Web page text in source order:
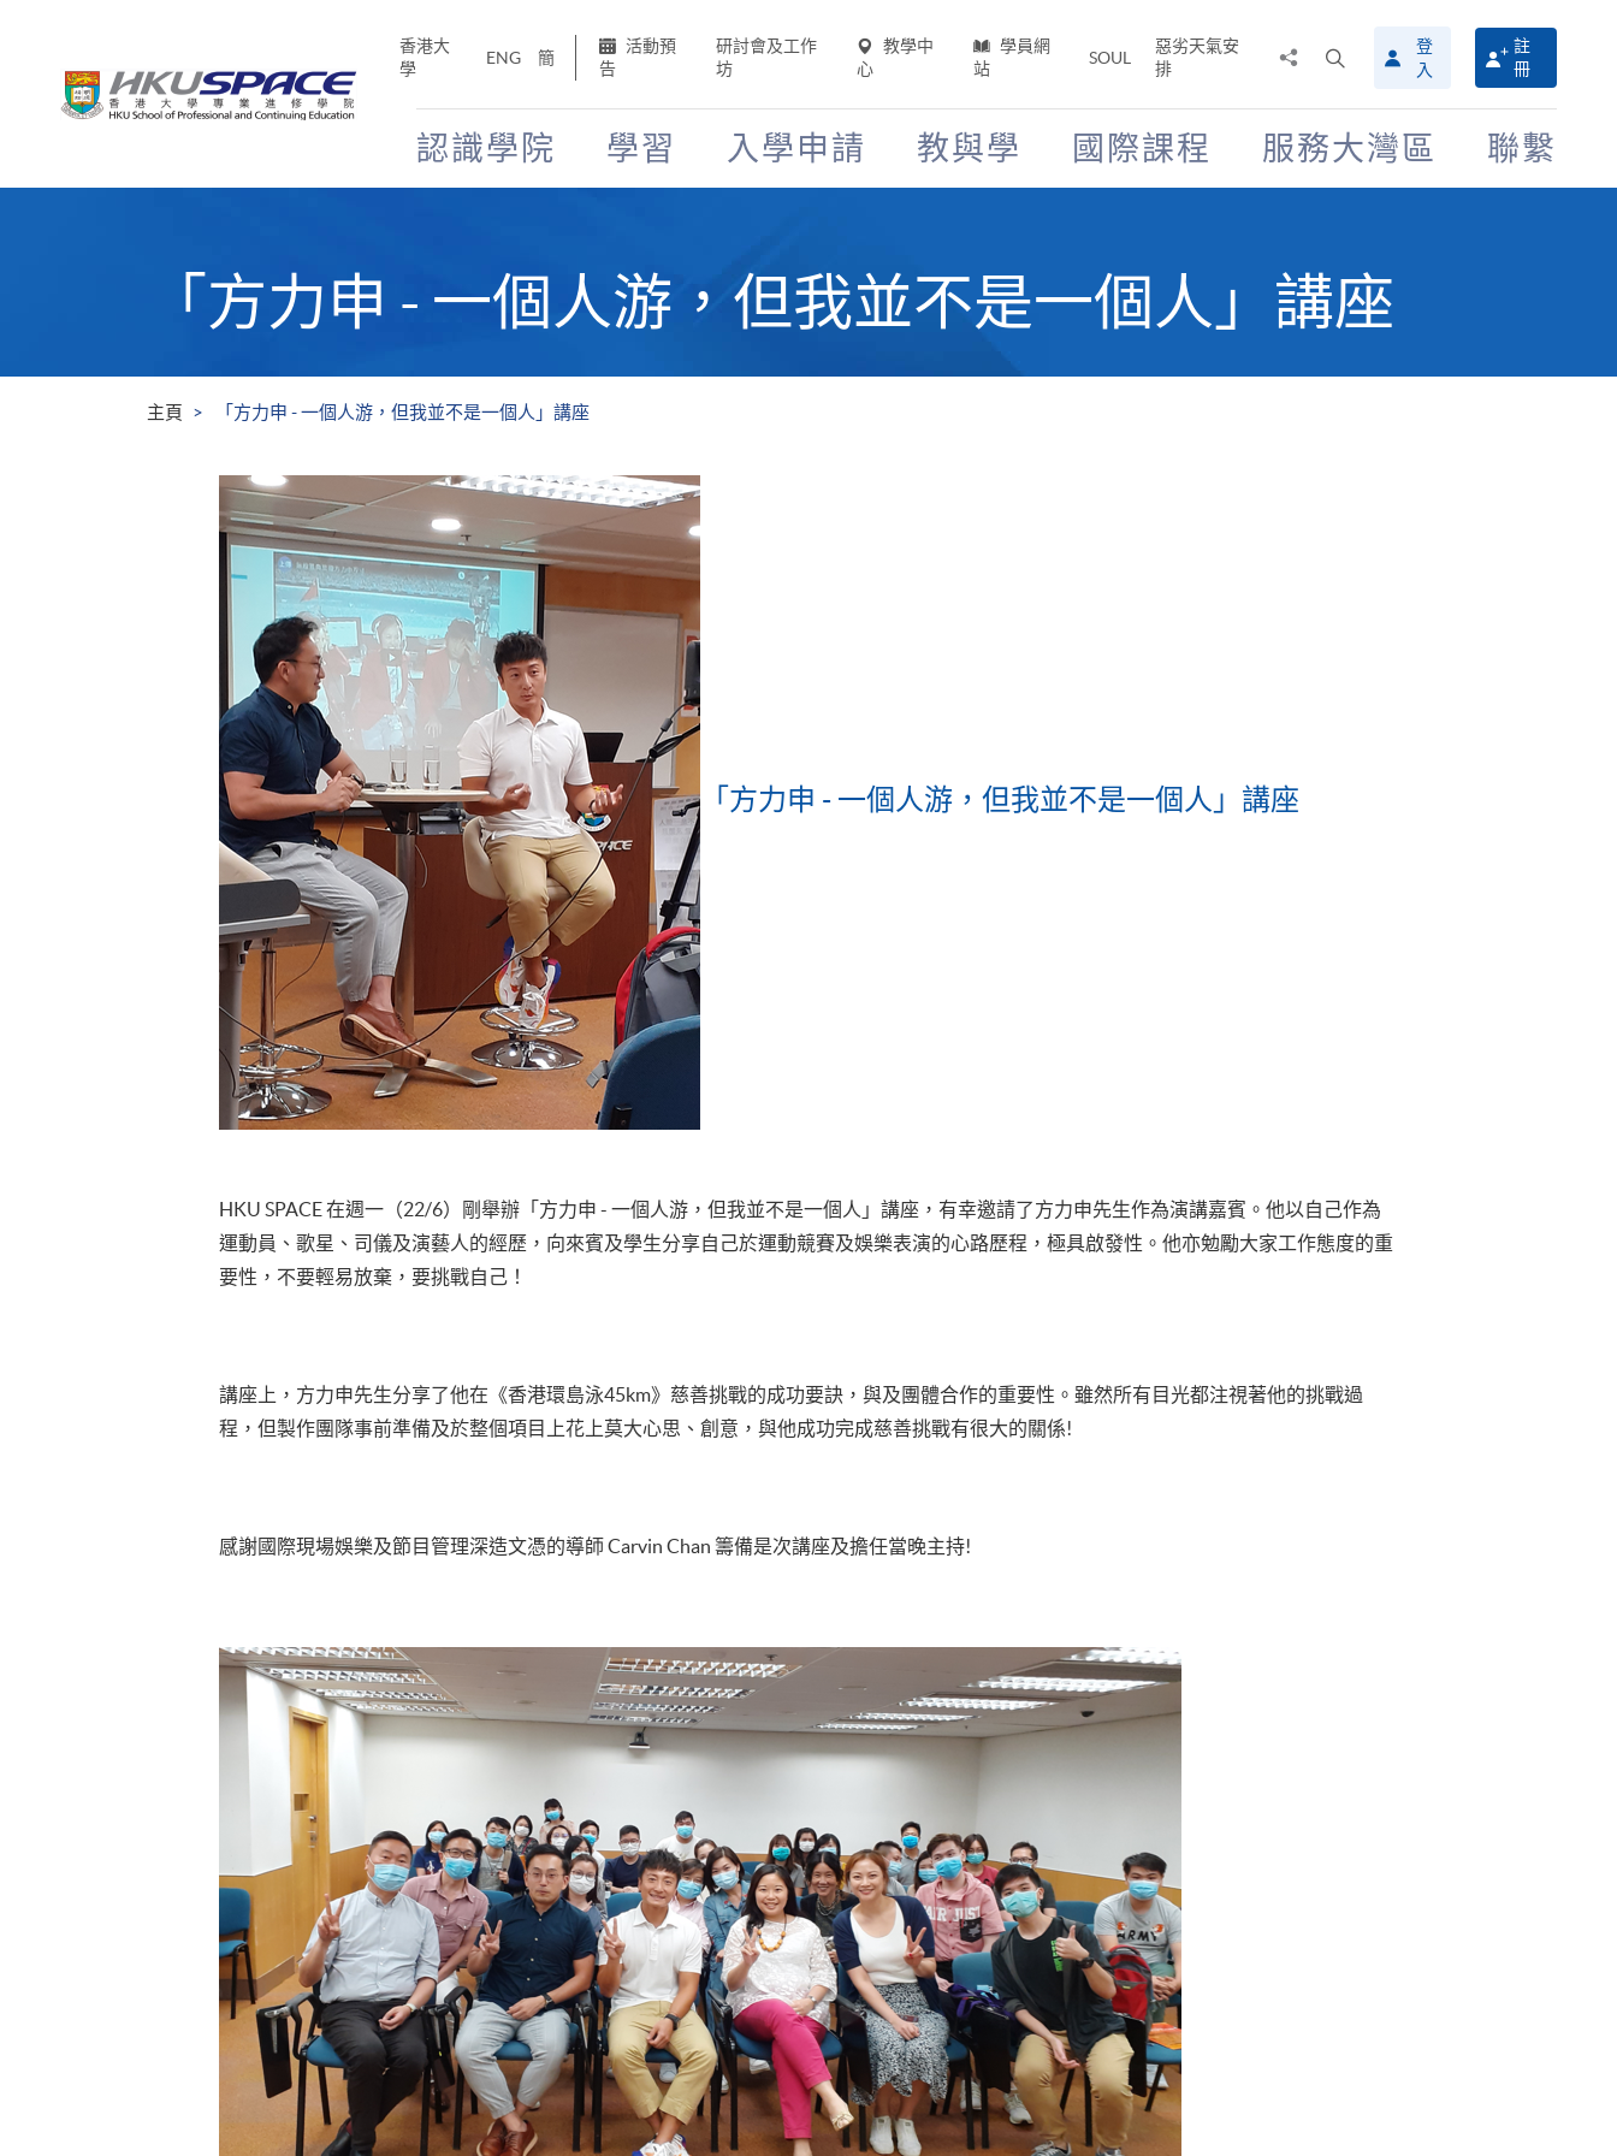
香港大
學
ENG 簡
活動預
告
研討會及工作
坊
教學中
心
學員網
站
SOUL
惡劣天氣安
排
搜
尋
介
面
登
入
註
冊
認識學院 學習 入學申請 教與學 國際課程 服務大灣區 聯繫
「方力申 - 一個人游，但我並不是一個人」講座
主頁 「方力申 - 一個人游，但我並不是一個人」講座
「方力申 - 一個人游，但我並不是一個人」講座
HKU SPACE 在週一（22/6）剛舉辦「方力申 - 一個人游，但我並不是一個人」講座，有幸邀請了方力申先生作為演講嘉賓。他以自己作為
運動員、歌星、司儀及演藝人的經歷，向來賓及學生分享自己於運動競賽及娛樂表演的心路歷程，極具啟發性。他亦勉勵大家工作態度的重
要性，不要輕易放棄，要挑戰自己！
講座上，方力申先生分享了他在《香港環島泳45km》慈善挑戰的成功要訣，與及團體合作的重要性。雖然所有目光都注視著他的挑戰過
程，但製作團隊事前準備及於整個項目上花上莫大心思、創意，與他成功完成慈善挑戰有很大的關係!
感謝國際現場娛樂及節目管理深造文憑的導師 Carvin Chan 籌備是次講座及擔任當晚主持!